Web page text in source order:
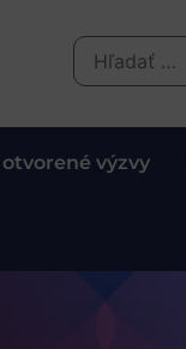
výzvy